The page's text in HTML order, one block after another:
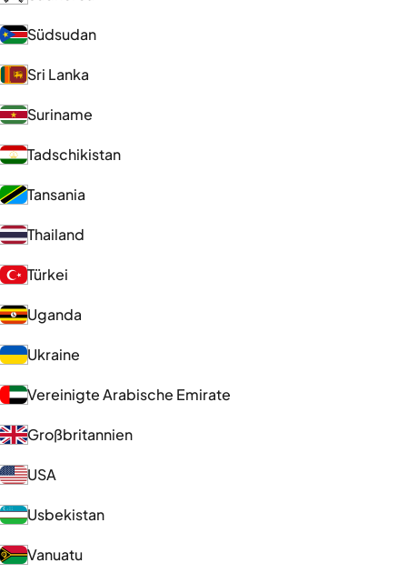
Südsudan
Sri Lanka
Suriname
Tadschikistan
Tansania
Thailand
Türkei
Uganda
Ukraine
Vereinigte Arabische Emirate
Großbritannien
USA
Usbekistan
Vanuatu